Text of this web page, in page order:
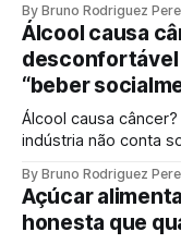
desequilíbrio
By Bruno Rodriguez
Álcool causa
desconfortável
“beber
Álcool causa
indústria não conta
ciência moderna não
segura".
By Bruno Rodriguez
Açúcar
honesta que